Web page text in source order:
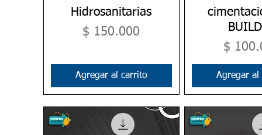
Vista rápida
Hidrosanitarias
Precio
$ 150.000
Agregar al carrito
Vista
Precio
$
Agregar al